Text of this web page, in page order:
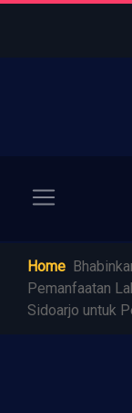
Home
Pemanfaatan
Sidoarjo untuk